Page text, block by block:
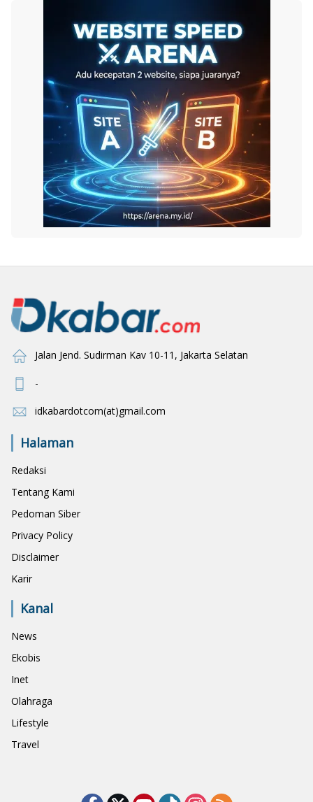
Jalan Jend. Sudirman Kav 10-11, Jakarta Selatan
-
idkabardotcom(at)gmail.com
Halaman
Redaksi
Tentang Kami
Pedoman Siber
Privacy Policy
Disclaimer
Karir
Kanal
News
Ekobis
Inet
Olahraga
Lifestyle
Travel